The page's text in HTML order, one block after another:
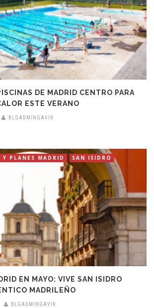
DE MADRID CENTRO PARA
ESTE VERANO
BLGADMINGAVIR
Y PLANES MADRID SAN ISIDRO
EN MAYO: VIVE SAN ISIDRO
MADRILEÑO
BLGADMINGAVIR